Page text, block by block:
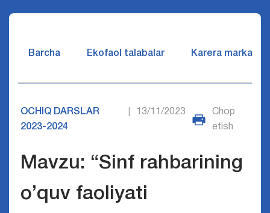
Barcha Ekofaol talabalar Karera markazi
OCHIQ DARSLAR
2023-2024
13/11/2023
Chop
etish
Mavzu: “Sinf rahbarining
o’quv faoliyati